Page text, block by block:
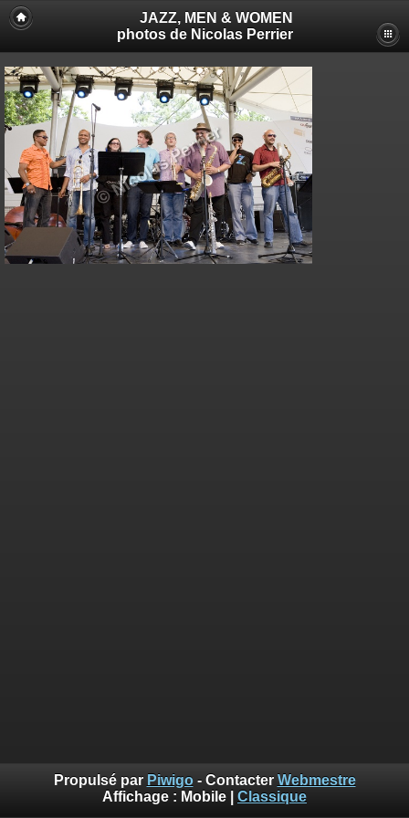
JAZZ, MEN & WOMEN
photos de Nicolas Perrier
Propulsé par Piwigo- Contacter Webmestre
Affichage : Mobile Classique